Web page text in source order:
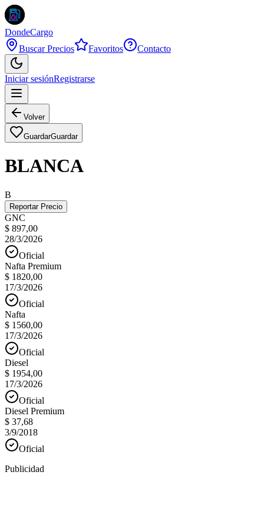
DondeCargo
Buscar Precios
Favoritos Contacto
Iniciar sesiónRegistrarse
Volver
GuardarGuardar
BLANCA
B
Reportar Precio
GNC
$ 897,00
28/3/2026
Oficial
Nafta Premium
$ 1820,00
17/3/2026
Oficial
Nafta
$ 1560,00
17/3/2026
Oficial
Diesel
$ 1954,00
17/3/2026
Oficial
Diesel Premium
$ 37,68
3/9/2018
Oficial
Publicidad